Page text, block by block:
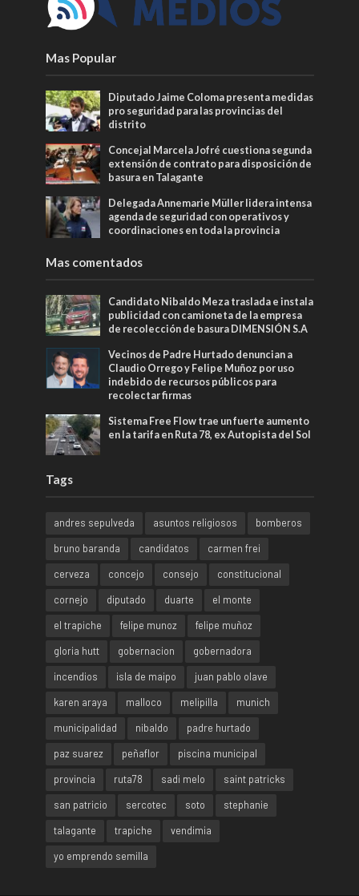
Mas Popular
Diputado Jaime Coloma presenta medidas
pro seguridad para las provincias del
distrito
Concejal Marcela Jofré cuestiona segunda
extensión de contrato para disposición de
basura en Talagante
Delegada Annemarie Müller lidera intensa
agenda de seguridad con operativos y
coordinaciones en toda la provincia
Mas comentados
Candidato Nibaldo Meza traslada e instala
publicidad con camioneta de la empresa
de recolección de basura DIMENSIÓN S.A
Vecinos de Padre Hurtado denuncian a
Claudio Orrego y Felipe Muñoz por uso
indebido de recursos públicos para
recolectar firmas
Sistema Free Flow trae un fuerte aumento
en la tarifa en Ruta 78, ex Autopista del Sol
Tags
andres sepulveda asuntos religiosos
bomberos
bruno baranda
candidatos
carmen frei
cerveza
concejo consejo
constitucional
cornejo
diputado duarte
el monte
el trapiche
felipe munoz
felipe muñoz
gloria hutt
gobernacion
gobernadora
incendios
isla de maipo
juan pablo olave
karen araya
malloco melipilla
munich
municipalidad
nibaldo
padre hurtado
paz suarez
peñaflor
piscina municipal
provincia
ruta78 sadi melo
saint patricks
san patricio
sercotec soto
stephanie
talagante
trapiche
vendimia
yo emprendo semilla